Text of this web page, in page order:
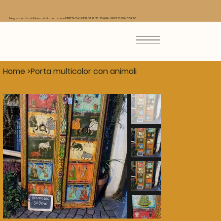
Home >Porta multicolor con animali
Magazzino di mobili low cost - Importazione DIRETTA DALL'INDIA DA PIU' DI 25 ANNI - SALDI 2026 IN CORSO